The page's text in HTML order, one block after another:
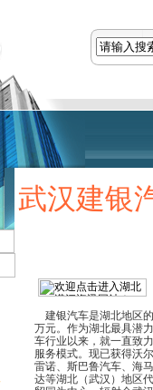
武汉建银
建银汽车是湖北地区
万元。作为湖北最具潜
车行业以来，就一直致
服务模式。现已获得沃
雷诺、斯巴鲁汽车、海
达等湖北（武汉）地区